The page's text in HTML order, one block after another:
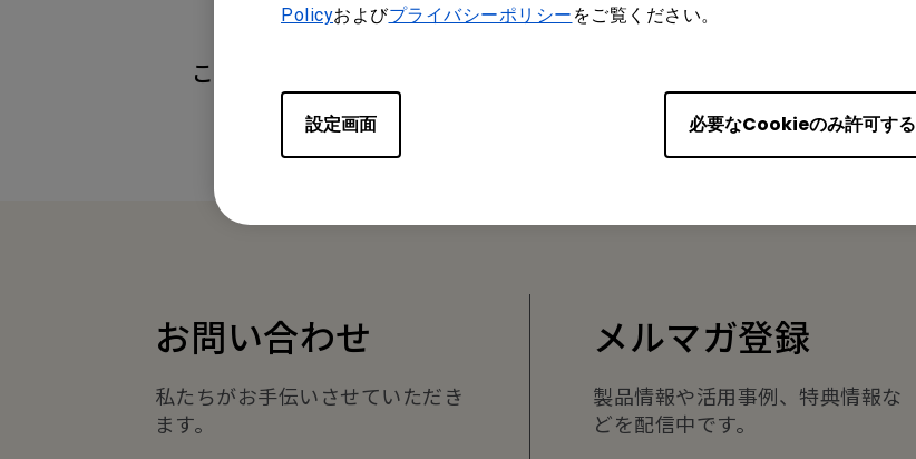
Policyおよびプライバシーポリシー をご覧ください。
設定画面 必要なCookieのみ許可する
この情報は有益でしたか？
お問い合わせ
私たちがお手伝いさせていただき
ます。
メルマガ登録
製品情報や活用事例、特典情報な
どを配信中です。